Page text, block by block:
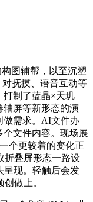
图辅帮，以至沉塑
抚摸、语音互动等
打制了蓝晶×天玑
轴屏等新形态的演
做需求。AI文件办
文件内容。现场展
个更较着的变化正
折叠屏形态一路设
呈现。轻触后会发
做上。